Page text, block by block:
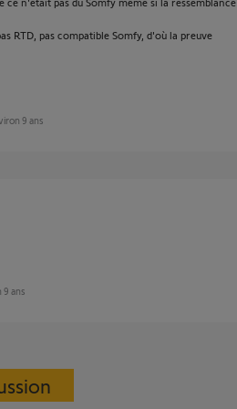
RTD, pas compatible Somfy, d'où la preuve
9 ans
9 ans